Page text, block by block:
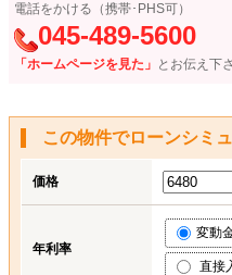
電話をかける（携帯･PHS可）
045-489-5600
「ホームページを見た」 とお伝え下
この物件でローンシミ
価格
年利率
変動
直接